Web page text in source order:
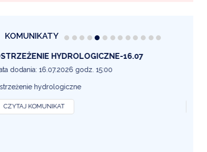
KOMUNIKATY
OSTRZEŻENIE METEOROLOGICZNE 16-07
Data dodania: 16.07.2026 godz. 14:30
OSTRZEŻENIE METEOROLOGICZNE
CZYTAJ KOMUNIKAT